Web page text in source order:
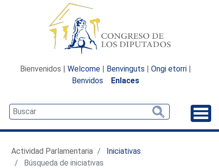
Bienvenidos | Welcome | Benvinguts | Ongi etorri |
Benvidos
Enlaces
Actividad Parlamentaria
Iniciativas
Búsqueda de iniciativas